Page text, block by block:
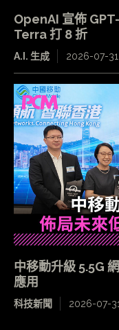
OpenAI 宣佈
Terra 打 8 折
A.I. 生成 2026-07-31
中移動升級 5.5G
應用
科技新聞 2026-07-31